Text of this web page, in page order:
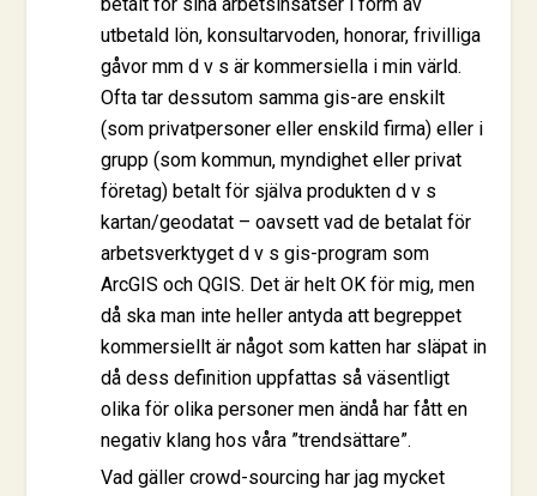
betalt för sina arbetsinsatser i form av
utbetald lön, konsultarvoden, honorar, frivilliga
gåvor mm d v s är kommersiella i min värld.
Ofta tar dessutom samma gis-are enskilt
(som privatpersoner eller enskild firma) eller i
grupp (som kommun, myndighet eller privat
företag) betalt för själva produkten d v s
kartan/geodatat – oavsett vad de betalat för
arbetsverktyget d v s gis-program som
ArcGIS och QGIS. Det är helt OK för mig, men
då ska man inte heller antyda att begreppet
kommersiellt är något som katten har släpat in
då dess definition uppfattas så väsentligt
olika för olika personer men ändå har fått en
negativ klang hos våra ”trendsättare”.
Vad gäller crowd-sourcing har jag mycket